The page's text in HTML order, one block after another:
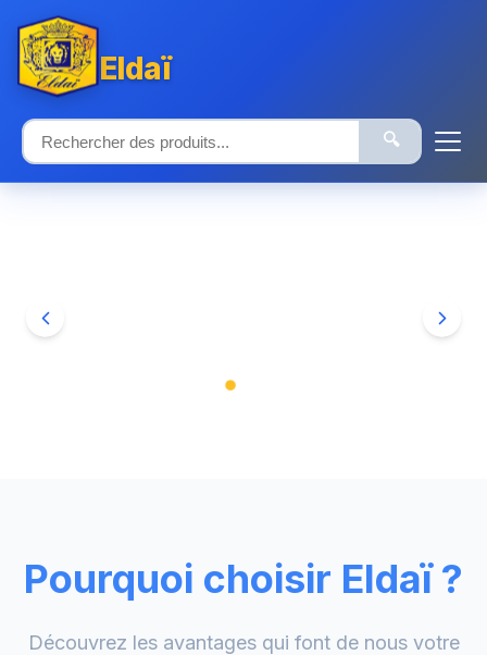
Eldaï
🔍
Pourquoi choisir Eldaï ?
Découvrez les avantages qui font de nous votre